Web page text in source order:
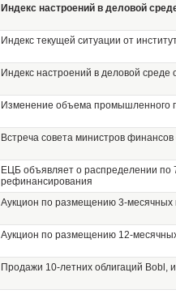
Индекс настроений в деловой
Индекс текущей ситуации от
Индекс настроений в деловой среде
Изменение объема промышленного
Встреча совета министров
ЕЦБ объявляет о распределении по
рефинансирования
Аукцион по размещению 3-месячных
Аукцион по размещению 12-
Продажи 10-летних облигаций Bobl,